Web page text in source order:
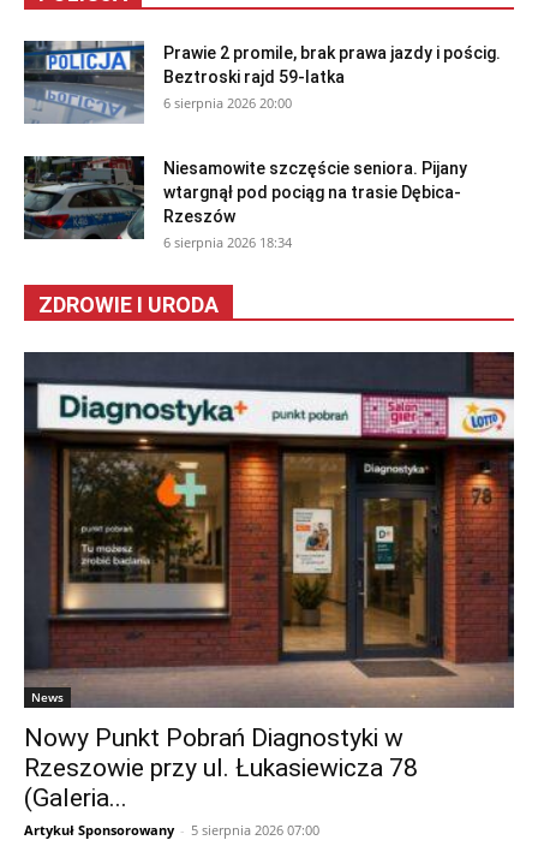
Prawie 2 promile, brak prawa jazdy i pościg.
Beztroski rajd 59-latka
6 sierpnia 2026 20:00
Niesamowite szczęście seniora. Pijany
wtargnął pod pociąg na trasie Dębica-
Rzeszów
6 sierpnia 2026 18:34
ZDROWIE I URODA
News
Nowy Punkt Pobrań Diagnostyki w
Rzeszowie przy ul. Łukasiewicza 78
(Galeria...
Artykuł Sponsorowany - 5 sierpnia 2026 07:00